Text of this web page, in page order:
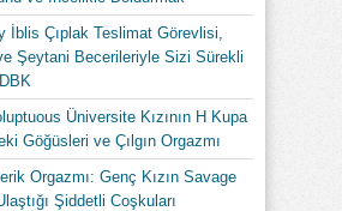
İblis Çıplak Teslimat Görevlisi,
Şeytani Becerileriyle Sizi Sürekli
Üniversite Kızının H Kupa
Göğüsleri ve Çılgın Orgazmı
Orgazmı: Genç Kızın Savage
Şiddetli Coşkuları